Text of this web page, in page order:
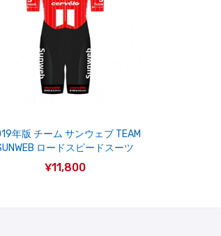
年版 チーム サンウェブ TEAM
ロードスピードスーツ
¥11,800